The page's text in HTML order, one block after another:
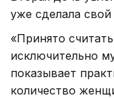
уже сделала
«Принято
исключительно
показывает
количество